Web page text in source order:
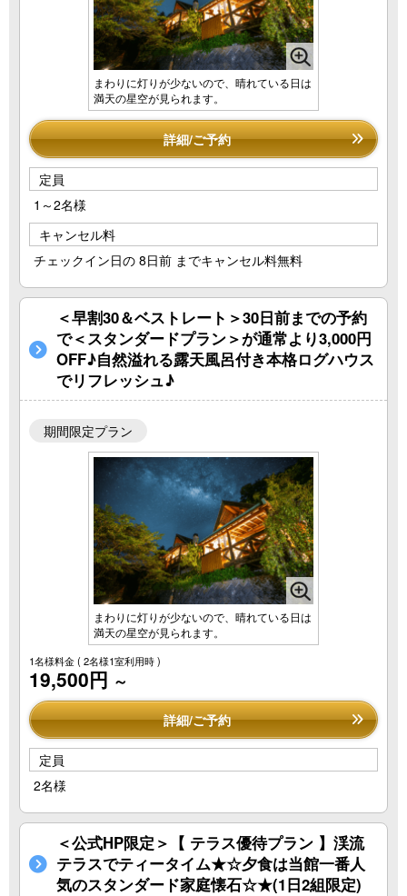
まわりに灯りが少ないので、晴れている日は
満天の星空が見られます。
詳細/ご予約
定員
1～2名様
キャンセル料
チェックイン日の 8日前 までキャンセル料無料
＜早割30＆ベストレート＞30日前までの予約
で＜スタンダードプラン＞が通常より3,000円
OFF♪自然溢れる露天風呂付き本格ログハウス
でリフレッシュ♪
期間限定プラン
まわりに灯りが少ないので、晴れている日は
満天の星空が見られます。
1名様料金( 2名様1室利用時 )
19,500円 ～
詳細/ご予約
定員
2名様
＜公式HP限定＞【 テラス優待プラン 】渓流
テラスでティータイム★☆夕食は当館一番人
気のスタンダード家庭懐石☆★(1日2組限定)